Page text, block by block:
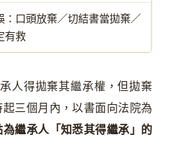
：口頭放棄／切結書當拋棄／
有救
人得拋棄其繼承權，但拋棄
起三個月內，以書面向法院為
為繼承人「知悉其得繼承」的